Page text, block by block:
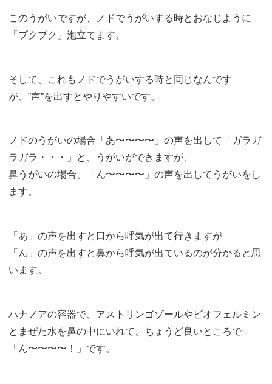
このうがいですが、ノドでうがいする時とおなじように
「ブクブク」泡立てます。
そして、これもノドでうがいする時と同じなんです
が、”声”を出すとやりやすいです。
ノドのうがいの場合「あ〜〜〜〜」の声を出して「ガラガ
ラガラ・・・」と、うがいができますが、
鼻うがいの場合、「ん〜〜〜〜」の声を出してうがいをし
ます。
「あ」の声を出すと口から呼気が出て行きますが
「ん」の声を出すと鼻から呼気が出ているのが分かると思
います。
ハナノアの容器で、アストリンゴゾールやビオフェルミン
とまぜた水を鼻の中にいれて、ちょうど良いところで
「ん〜〜〜〜！」です。